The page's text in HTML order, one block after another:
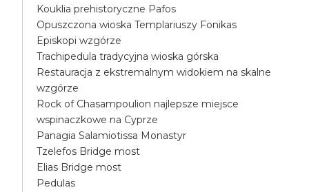
Kouklia prehistoryczne Pafos
Opuszczona wioska Templariuszy Fonikas
Episkopi wzgórze
Trachipedula tradycyjna wioska górska
Restauracja z ekstremalnym widokiem na skalne
wzgórze
Rock of Chasampoulion najlepsze miejsce
wspinaczkowe na Cyprze
Panagia Salamiotissa Monastyr
Tzelefos Bridge most
Elias Bridge most
Pedulas